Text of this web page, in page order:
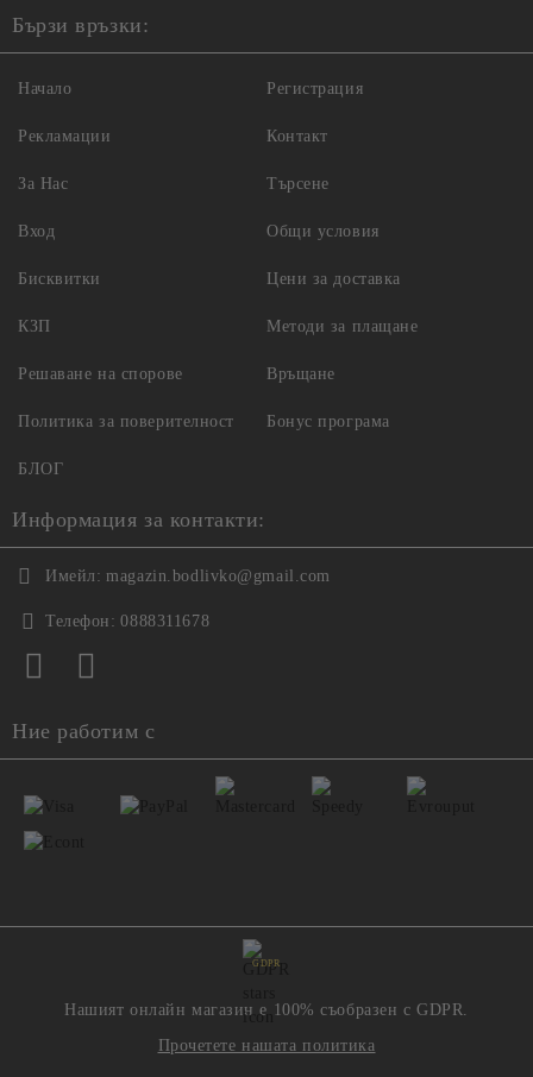
Бързи връзки:
Начало
Рекламации
За Нас
Вход
Регистрация
Контакт
Търсене
Общи условия
Бисквитки
КЗП
Решаване на спорове
Политика за поверителност
Цени за доставка
Методи за плащане
Връщане
Бонус програма
БЛОГ
Информация за контакти:
Имейл: magazin.bodlivko@gmail.com
Телефон: 0888311678
Ние работим с
GDPR
Нашият онлайн магазин е 100% съобразен с GDPR.
Прочетете нашата политика